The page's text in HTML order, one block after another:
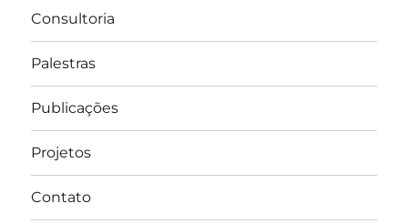
Consultoria
Palestras
Publicações
Projetos
Contato